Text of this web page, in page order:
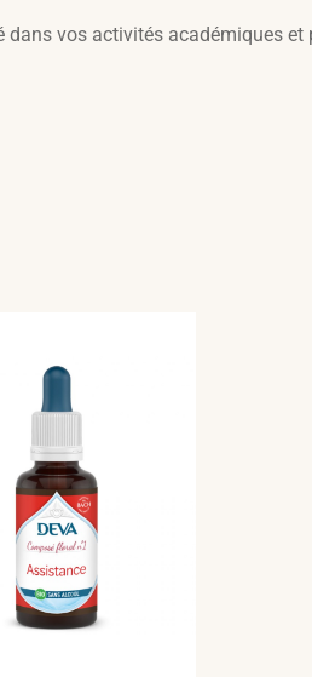
dans vos activités académiques